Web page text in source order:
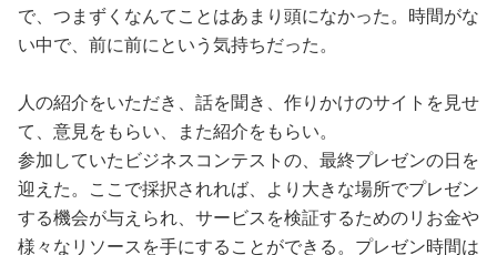
で、つまずくなんてことはあまり頭になかった。時間がな
い中で、前に前にという気持ちだった。
人の紹介をいただき、話を聞き、作りかけのサイトを見せ
て、意見をもらい、また紹介をもらい。
参加していたビジネスコンテストの、最終プレゼンの日を
迎えた。ここで採択されれば、より大きな場所でプレゼン
する機会が与えられ、サービスを検証するためのリお金や
様々なリソースを手にすることができる。プレゼン時間は